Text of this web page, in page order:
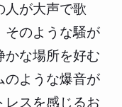
人が大声で歌
そのような騒が
かな場所を好む
のような爆音が
レスを感じるお